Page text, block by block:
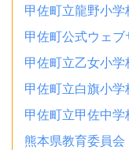
甲佐町立龍野小学
甲佐町公式ウェブ
甲佐町立乙女小学
甲佐町立白旗小学
甲佐町立甲佐中学
熊本県教育委員会